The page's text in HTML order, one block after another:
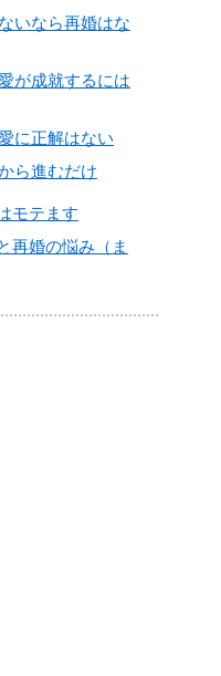
いなら再婚はな
が成就するには
に正解はない
ら進むだけ
モテます
再婚の悩み（ま